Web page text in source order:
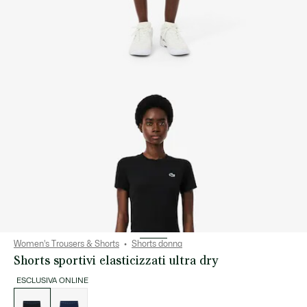
Women's Trousers & Shorts Shorts donna
Shorts sportivi elasticizzati ultra dry
ESCLUSIVA ONLINE
varianti